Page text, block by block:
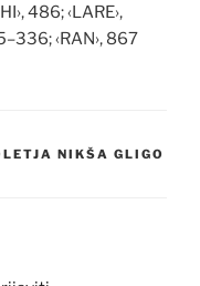
486; ‹LARE›,
‹RAN›, 867
NIKŠA GLIGO